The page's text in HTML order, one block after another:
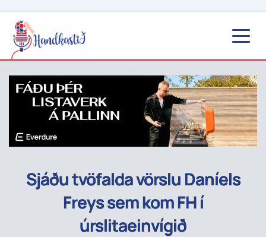
Sjáðu tvöfalda vörslu Daníels
Freys sem kom FH í
úrslitaeinvígið